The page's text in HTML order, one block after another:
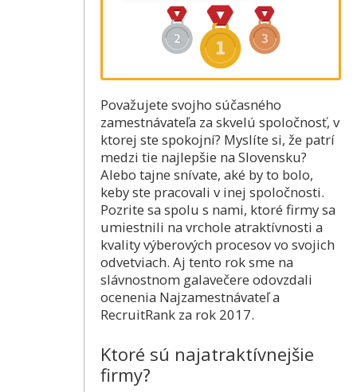
Považujete svojho súčasného
zamestnávateľa za skvelú spoločnosť, v
ktorej ste spokojní? Myslíte si, že patrí
medzi tie najlepšie na Slovensku?
Alebo tajne snívate, aké by to bolo,
keby ste pracovali v inej spoločnosti.
Pozrite sa spolu s nami, ktoré firmy sa
umiestnili na vrchole atraktívnosti a
kvality výberových procesov vo svojich
odvetviach. Aj tento rok sme na
slávnostnom galavečere odovzdali
ocenenia Najzamestnávateľ a
RecruitRank za rok 2017.
Ktoré sú najatraktívnejšie
firmy?